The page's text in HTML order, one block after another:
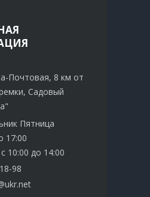
Почтовая, 8 км от
Садовый
Пятница
17:00
10:00 до 14:00
98